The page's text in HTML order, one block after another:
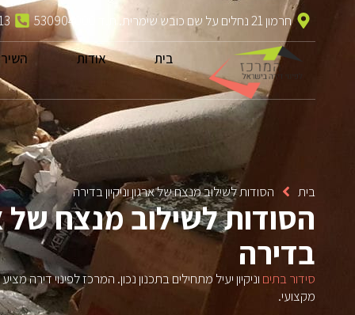
חרמון 21 נחלים על שם כובש שימרית. ת.ד 530904000
בית אודות
בית הסודות לשילוב מנצח של ארגון וניקיון בדירה
הסודות לשילוב מנצח של
בדירה
סידור בתים וניקיון יעיל מתחילים בתכנון נכון. המרכז לפינוי דירה
מקצועי.